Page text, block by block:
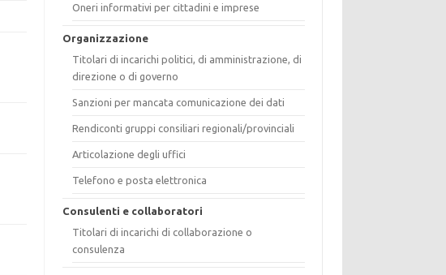
Oneri informativi per cittadini e imprese
Organizzazione
Titolari di incarichi politici, di amministrazione, di
direzione o di governo
Sanzioni per mancata comunicazione dei dati
Rendiconti gruppi consiliari regionali/provinciali
Articolazione degli uffici
Telefono e posta elettronica
Consulenti e collaboratori
Titolari di incarichi di collaborazione o
consulenza